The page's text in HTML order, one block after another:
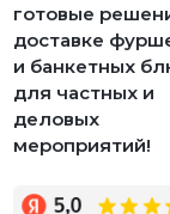
готовые
доставке
и банкетных
для частных и
деловых
мероприятий!